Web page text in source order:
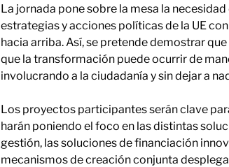
La jornada pone sobre la mesa la
estrategias y acciones políticas de la UE
hacia arriba. Así, se pretende demostrar
que la transformación puede ocurrir de
involucrando a la ciudadanía y sin dejar a
Los proyectos participantes serán clave
harán poniendo el foco en las distintas
gestión, las soluciones de financiación
mecanismos de creación conjunta